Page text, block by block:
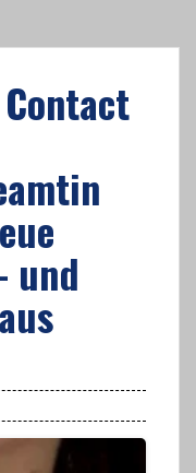
und